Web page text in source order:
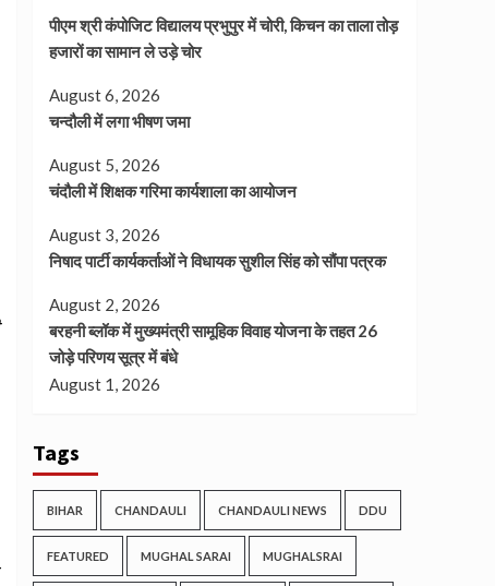
पीएम श्री कंपोजिट विद्यालय प्रभुपुर में चोरी, किचन का ताला तोड़
हजारों का सामान ले उड़े चोर
August 6, 2026
चन्दौली में लगा भीषण जमा
August 5, 2026
चंदौली में शिक्षक गरिमा कार्यशाला का आयोजन
August 3, 2026
निषाद पार्टी कार्यकर्ताओं ने विधायक सुशील सिंह को सौंपा पत्रक
August 2, 2026
बरहनी ब्लॉक में मुख्यमंत्री सामूहिक विवाह योजना के तहत 26
जोड़े परिणय सूत्र में बंधे
August 1, 2026
Tags
BIHAR CHANDAULI CHANDAULI NEWS DDU
FEATURED MUGHAL SARAI MUGHALSRAI